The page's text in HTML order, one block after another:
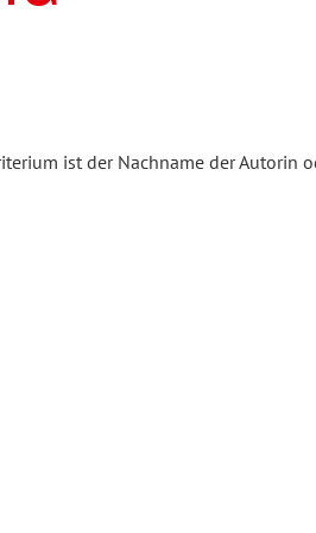
ist der Nachname der Autorin